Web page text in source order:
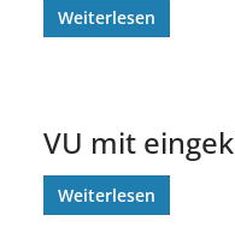
Weiterlesen
VU mit
Weiterlesen